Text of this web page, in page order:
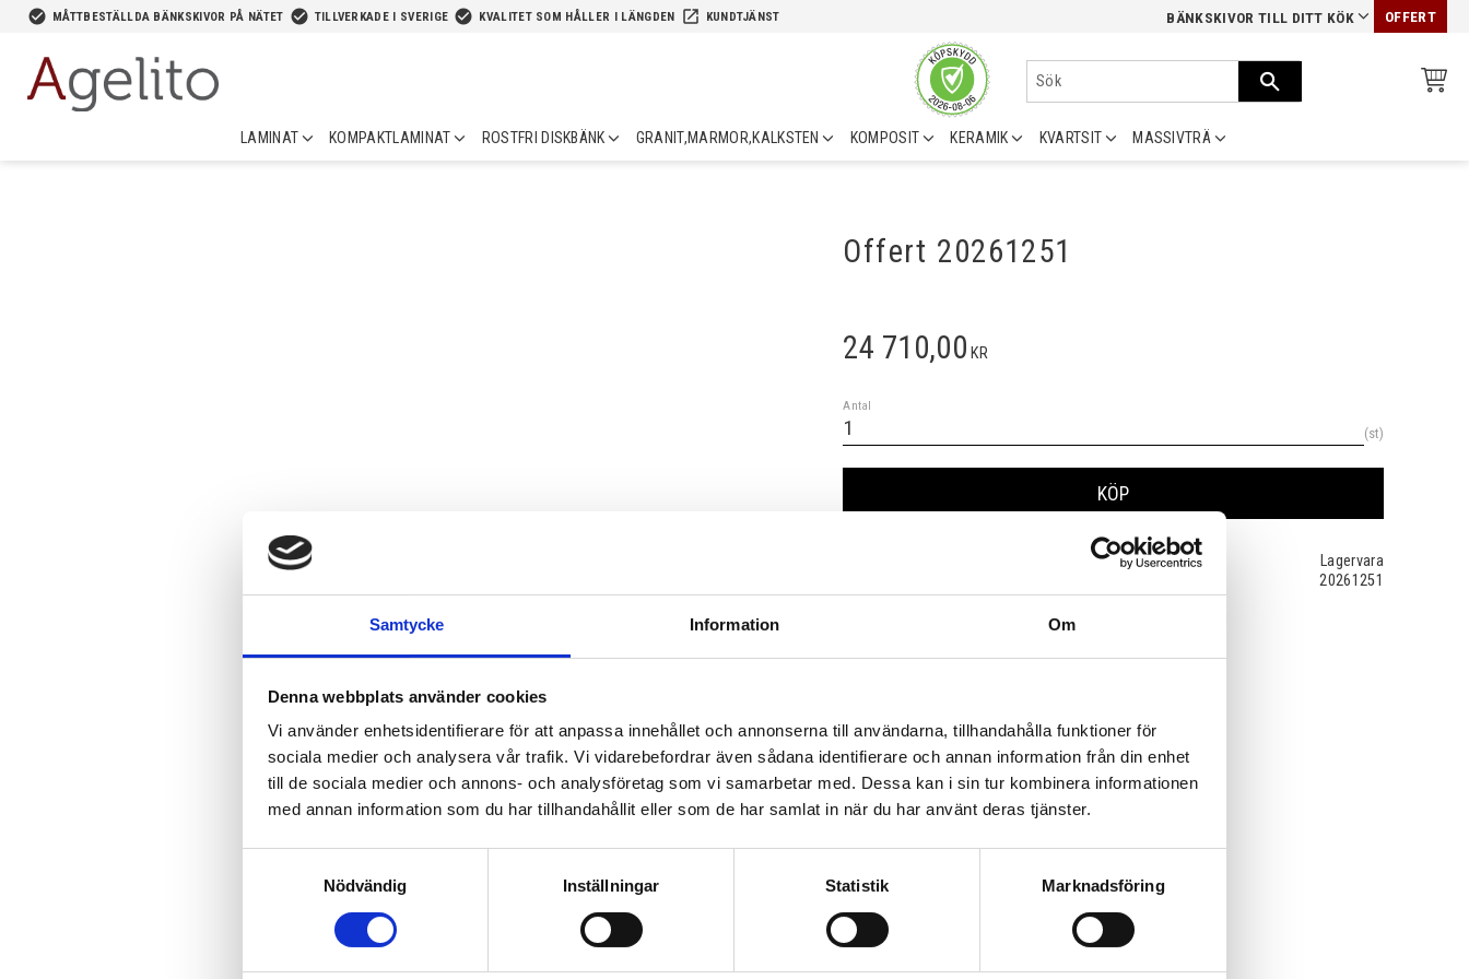
Samtycke Information Om
Denna webbplats använder cookies
Vi använder enhetsidentifierare för att anpassa innehållet och annonserna till användarna, tillhandahålla funktioner för
sociala medier och analysera vår trafik. Vi vidarebefordrar även sådana identifierare och annan information från din enhet
till de sociala medier och annons- och analysföretag som vi samarbetar med. Dessa kan i sin tur kombinera informationen
med annan information som du har tillhandahållit eller som de har samlat in när du har använt deras tjänster.
Nödvändig
Inställningar Statistik Marknadsföring
check_circle MÅTTBESTÄLLDA BÄNKSKIVOR PÅ NÄTET check_circle TILLVERKADE I SVERIGE check_circle KVALITET SOM HÅLLER I LÄNGDEN launch KUNDTJÄNST BÄNKSKIVOR TILL DITT KÖK OFFERT
LAMINAT KOMPAKTLAMINAT ROSTFRI DISKBÄNK GRANIT,MARMOR,KALKSTEN KOMPOSIT KERAMIK KVARTSIT MASSIVTRÄ
Offert 20261251
24 710,00 KR
Antal
st
KÖP
Lagervara
20261251